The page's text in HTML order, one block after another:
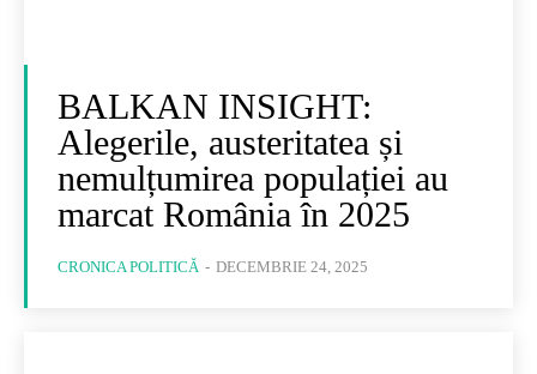
BALKAN INSIGHT:
Alegerile, austeritatea și
nemulțumirea populației au
marcat România în 2025
CRONICA POLITICĂ - DECEMBRIE 24, 2025